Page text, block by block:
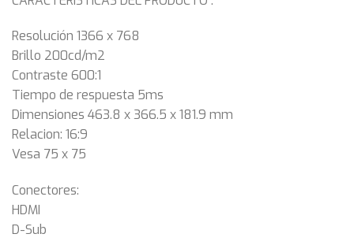
Resolución 1366 x 768
Brillo 200cd/m2
Contraste 600:1
Tiempo de respuesta 5ms
Dimensiones 463.8 x 366.5 x 181.9 mm
Relacion: 16:9
Vesa 75 x 75
Conectores:
HDMI
D-Sub